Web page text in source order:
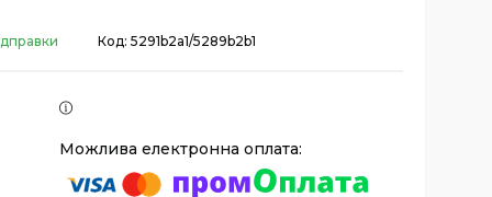
Код: 5291b2a1/5289b2b1